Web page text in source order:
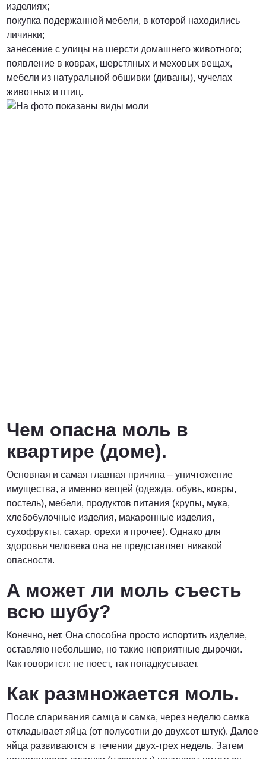
изделиях;
покупка подержанной мебели, в которой находились
личинки;
занесение с улицы на шерсти домашнего животного;
появление в коврах, шерстяных и меховых вещах,
мебели из натуральной обшивки (диваны), чучелах
животных и птиц.
Чем опасна моль в
квартире (доме).
Основная и самая главная причина – уничтожение
имущества, а именно вещей (одежда, обувь, ковры,
постель), мебели, продуктов питания (крупы, мука,
хлебобулочные изделия, макаронные изделия,
сухофрукты, сахар, орехи и прочее). Однако для
здоровья человека она не представляет никакой
опасности.
А может ли моль съесть
всю шубу?
Конечно, нет. Она способна просто испортить изделие,
оставляю небольшие, но такие неприятные дырочки.
Как говорится: не поест, так понадкусывает.
Как размножается моль.
После спаривания самца и самка, через неделю самка
откладывает яйца (от полусотни до двухсот штук). Далее
яйца развиваются в течении двух-трех недель. Затем